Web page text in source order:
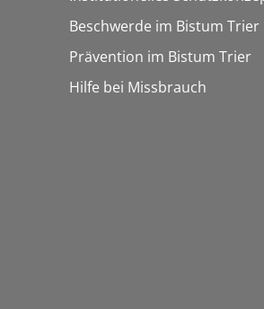
Beschwerde im Bistum Trier
Prävention im Bistum Trier
Hilfe bei Missbrauch